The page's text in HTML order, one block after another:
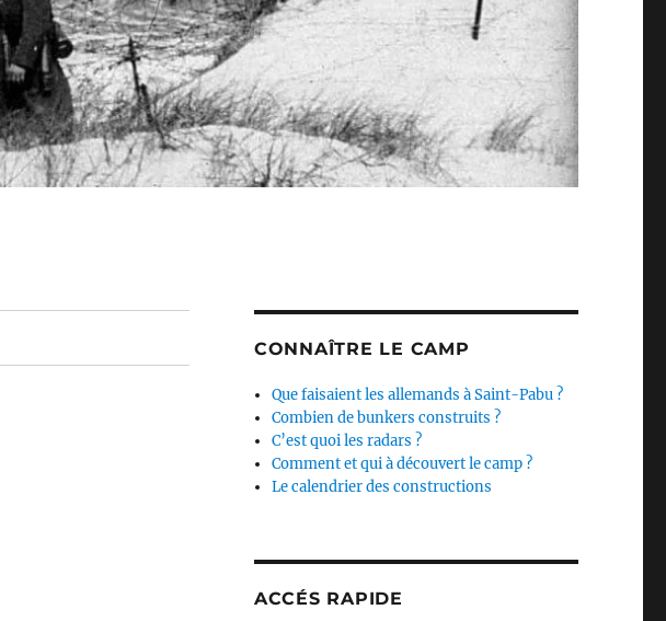
CONNAÎTRE LE CAMP
Que faisaient les allemands à Saint-Pabu ?
Combien de bunkers construits ?
C’est quoi les radars ?
Comment et qui à découvert le camp ?
Le calendrier des constructions
ACCÉS RAPIDE